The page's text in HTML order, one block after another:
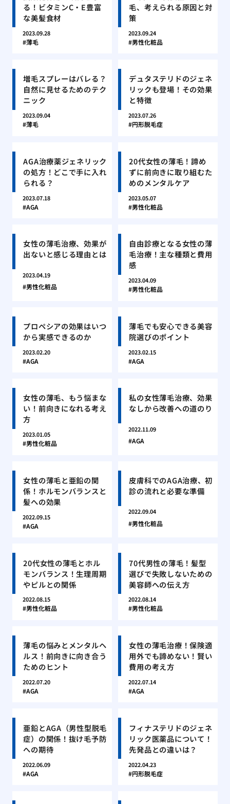
る！ビタミンC・E豊富
な美髪食材
2023.09.28
薄毛
毛、考えられる原因と対
策
2023.09.24
男性化粧品
増毛スプレーはバレる？
自然に見せるためのテク
ニック
2023.09.04
薄毛
デュタステリドのジェネ
リックも登場！その効果
と特徴
2023.07.26
円形脱毛症
AGA治療薬ジェネリック
の処方！どこで手に入れ
られる？
2023.07.18
AGA
20代女性の薄毛！諦め
ずに前向きに取り組むた
めのメンタルケア
2023.05.07
男性化粧品
女性の薄毛治療、効果が
出ないと感じる理由とは
2023.04.19
男性化粧品
自由診療となる女性の薄
毛治療！主な種類と費用
感
2023.04.09
男性化粧品
プロペシアの効果はいつ
から実感できるのか
2023.02.20
AGA
薄毛でも安心できる美容
院選びのポイント
2023.02.15
AGA
女性の薄毛、もう悩まな
い！前向きになれる考え
方
2023.01.05
男性化粧品
私の女性薄毛治療、効果
なしから改善への道のり
2022.11.09
AGA
女性の薄毛と亜鉛の関
係！ホルモンバランスと
髪への効果
2022.09.15
AGA
皮膚科でのAGA治療、初
診の流れと必要な準備
2022.09.04
男性化粧品
20代女性の薄毛とホル
モンバランス！生理周期
やピルとの関係
2022.08.15
男性化粧品
70代男性の薄毛！髪型
選びで失敗しないための
美容師への伝え方
2022.08.14
男性化粧品
薄毛の悩みとメンタルヘ
ルス！前向きに向き合う
ためのヒント
2022.07.20
AGA
女性の薄毛治療！保険適
用外でも諦めない！賢い
費用の考え方
2022.07.14
AGA
亜鉛とAGA（男性型脱毛
症）の関係！抜け毛予防
への期待
2022.06.09
AGA
フィナステリドのジェネ
リック医薬品について！
先発品との違いは？
2022.04.23
円形脱毛症